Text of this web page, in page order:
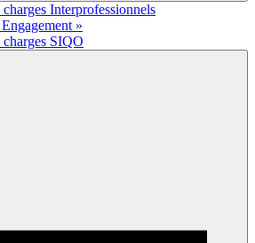
charges Interprofessionnels
»
charges SIQO